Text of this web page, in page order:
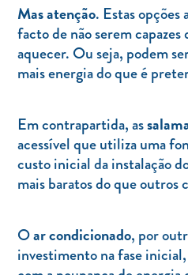
Mas atenção. Estas
facto de não serem
aquecer. Ou seja, podem
mais energia do que é
Em contrapartida, as
acessível que utiliza uma
custo inicial da instalação
mais baratos do que outros
Oar condicionado, por
investimento na fase